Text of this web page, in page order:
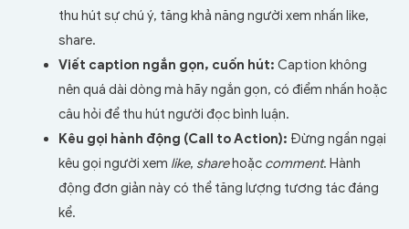
thu hút sự chú ý, tăng khả năng người xem nhấn like,
share.
Viết caption ngắn gọn, cuốn hút: Caption không
nên quá dài dòng mà hãy ngắn gọn, có điểm nhấn hoặc
câu hỏi để thu hút người đọc bình luận.
Kêu gọi hành động (Call to Action): Đừng ngần ngại
kêu gọi người xem like, sharehoặc comment. Hành
động đơn giản này có thể tăng lượng tương tác đáng
kể.